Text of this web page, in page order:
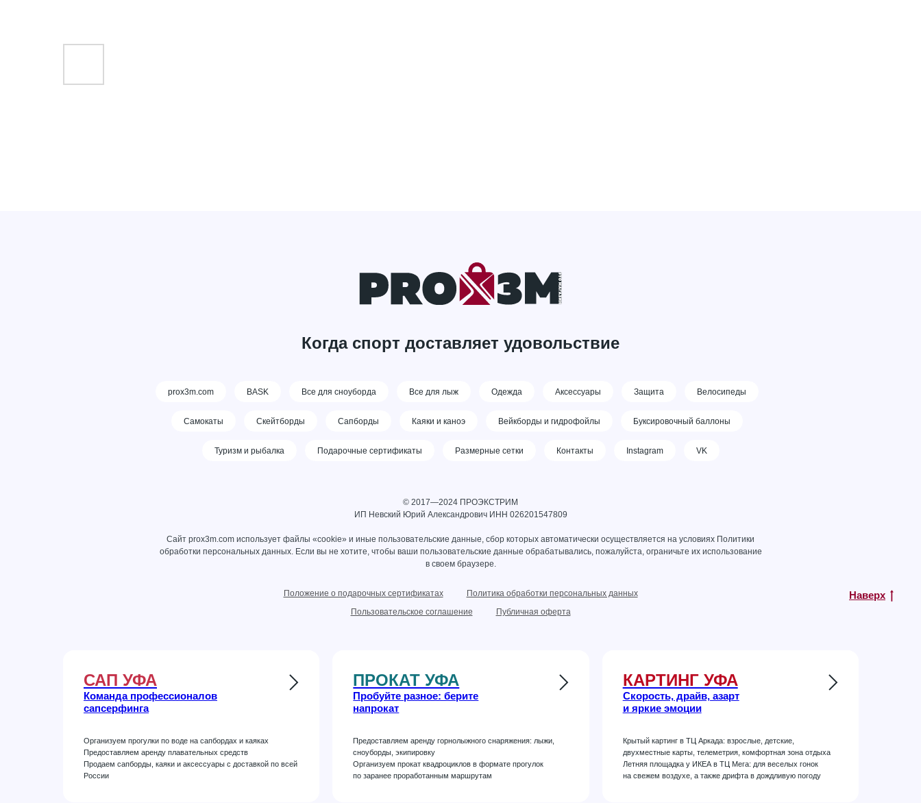
Когда спорт доставляет удовольствие
prox3m.com BASK Все для сноуборда Все для лыж Одежда Аксессуары Защита Велосипеды
Самокаты Скейтборды Сапборды Каяки и каноэ Вейкборды и гидрофойлы Буксировочный баллоны
Туризм и рыбалка Подарочные сертификаты Размерные сетки Контакты Instagram VK
© 2017—2024 ПРОЭКСТРИМ
ИП Невский Юрий Александрович ИНН 026201547809
Сайт prox3m.com использует файлы «cookie» и иные пользовательские данные, сбор которых автоматически осуществляется на условиях Политики
обработки персональных данных. Если вы не хотите, чтобы ваши пользовательские данные обрабатывались, пожалуйста, ограничьте их использование
в своем браузере.
Положение о подарочных сертификатах
Политика обработки персональных данных
Пользовательское соглашение
Публичная оферта
Наверх
САП УФА
Команда профессионалов
сапсерфинга
Организуем прогулки по воде на сапбордах и каяках
Предоставляем аренду плавательных средств
Продаем сапборды, каяки и аксессуары с доставкой по всей
России
ПРОКАТ УФА
Пробуйте разное: берите
напрокат
Предоставляем аренду горнолыжного снаряжения: лыжи,
сноуборды, экипировку
Организуем прокат квадроциклов в формате прогулок
по заранее проработанным маршрутам
КАРТИНГ УФА
Скорость, драйв, азарт
и яркие эмоции
Крытый картинг в ТЦ Аркада: взрослые, детские,
двухместные карты, телеметрия, комфортная зона отдыха
Летняя площадка у ИКЕА в ТЦ Мега: для веселых гонок
на свежем воздухе, а также дрифта в дождливую погоду